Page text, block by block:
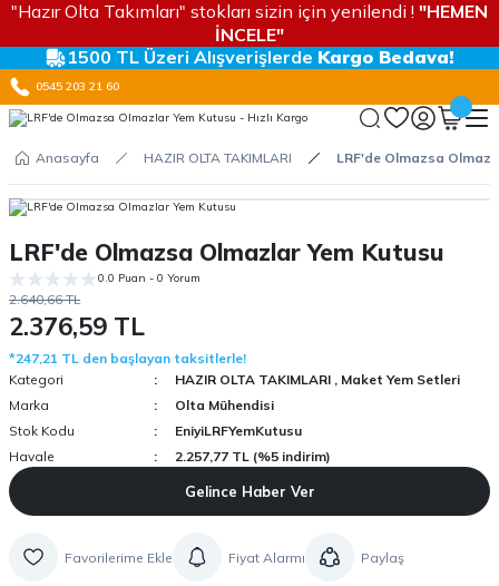
"Hazır Olta Takımları" stokları sizin için yenilendi ! "HEMEN
İNCELE"
1500 TL Üzeri Alışverişlerde Kargo Bedava!
0545 203 21 60
Anasayfa HAZIR OLTA TAKIMLARI LRF'de Olmazsa
LRF'de Olmazsa Olmazlar Yem Kutusu
0.0 Puan - 0 Yorum
2.640,66 TL
2.376,59 TL
*247,21 TL den başlayan taksitlerle!
Kategori
HAZIR OLTA TAKIMLARI , Maket Yem Setleri
Marka
Olta Mühendisi
Stok Kodu
EniyiLRFYemKutusu
Havale
2.257,77 TL (%5 indirim)
Gelince Haber Ver
Fiyat Alarmı Paylaş